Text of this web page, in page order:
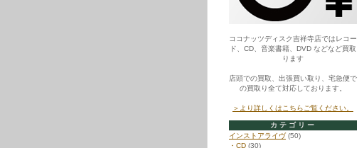
ココナッツディスク吉祥寺店ではレコー
ド、CD、音楽書籍、DVD などなど買取
ります
店頭での買取、出張買い取り、宅急便で
の買取り全て対応しております。
＞より詳しくはこちらご覧ください。
カテゴリー
インストアライヴ(50)
・CD (30)